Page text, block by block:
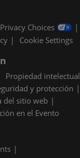
Choices
Cookie Settings
Propiedad intelectual
y protección
del sitio web
en el Evento